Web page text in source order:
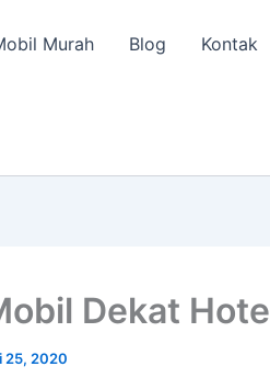
Murah Blog Kontak
Dekat
25, 2020